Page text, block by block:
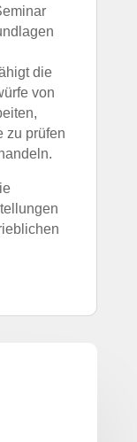
die
von
zu prüfen